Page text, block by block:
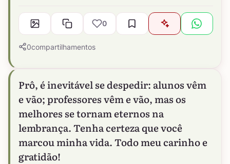
0
0compartilhamentos
Prô, é inevitável se despedir: alunos vêm
e vão; professores vêm e vão, mas os
melhores se tornam eternos na
lembrança. Tenha certeza que você
marcou minha vida. Todo meu carinho e
gratidão!